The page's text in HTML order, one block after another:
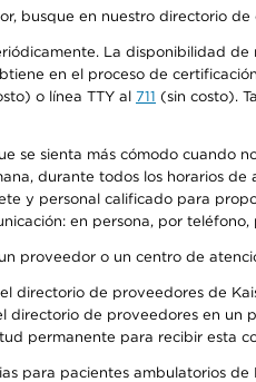
busque en nuestro directorio de
La disponibilidad
en el proceso de
o línea TTY al 711 (sin costo).
se sienta más cómodo cuando
durante todos los horarios
y personal calificado para
en persona, por
proveedor o un centro de
directorio de proveedores de
directorio de proveedores en
permanente para recibir esta
para pacientes ambulatorios